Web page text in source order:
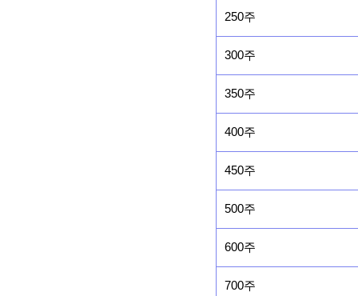
250주
300주
350주
400주
450주
500주
600주
700주